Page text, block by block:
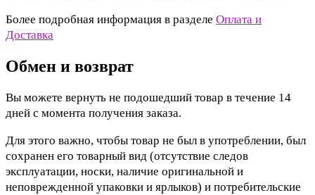
Более подробная информация в разделе Оплата и
Доставка
Обмен и возврат
Вы можете вернуть не подошедший товар в течение 14
дней с момента получения заказа.
Для этого важно, чтобы товар не был в употреблении, был
сохранен его товарный вид (отсутствие следов
эксплуатации, носки, наличие оригинальной и
неповрежденной упаковки и ярлыков) и потребительские